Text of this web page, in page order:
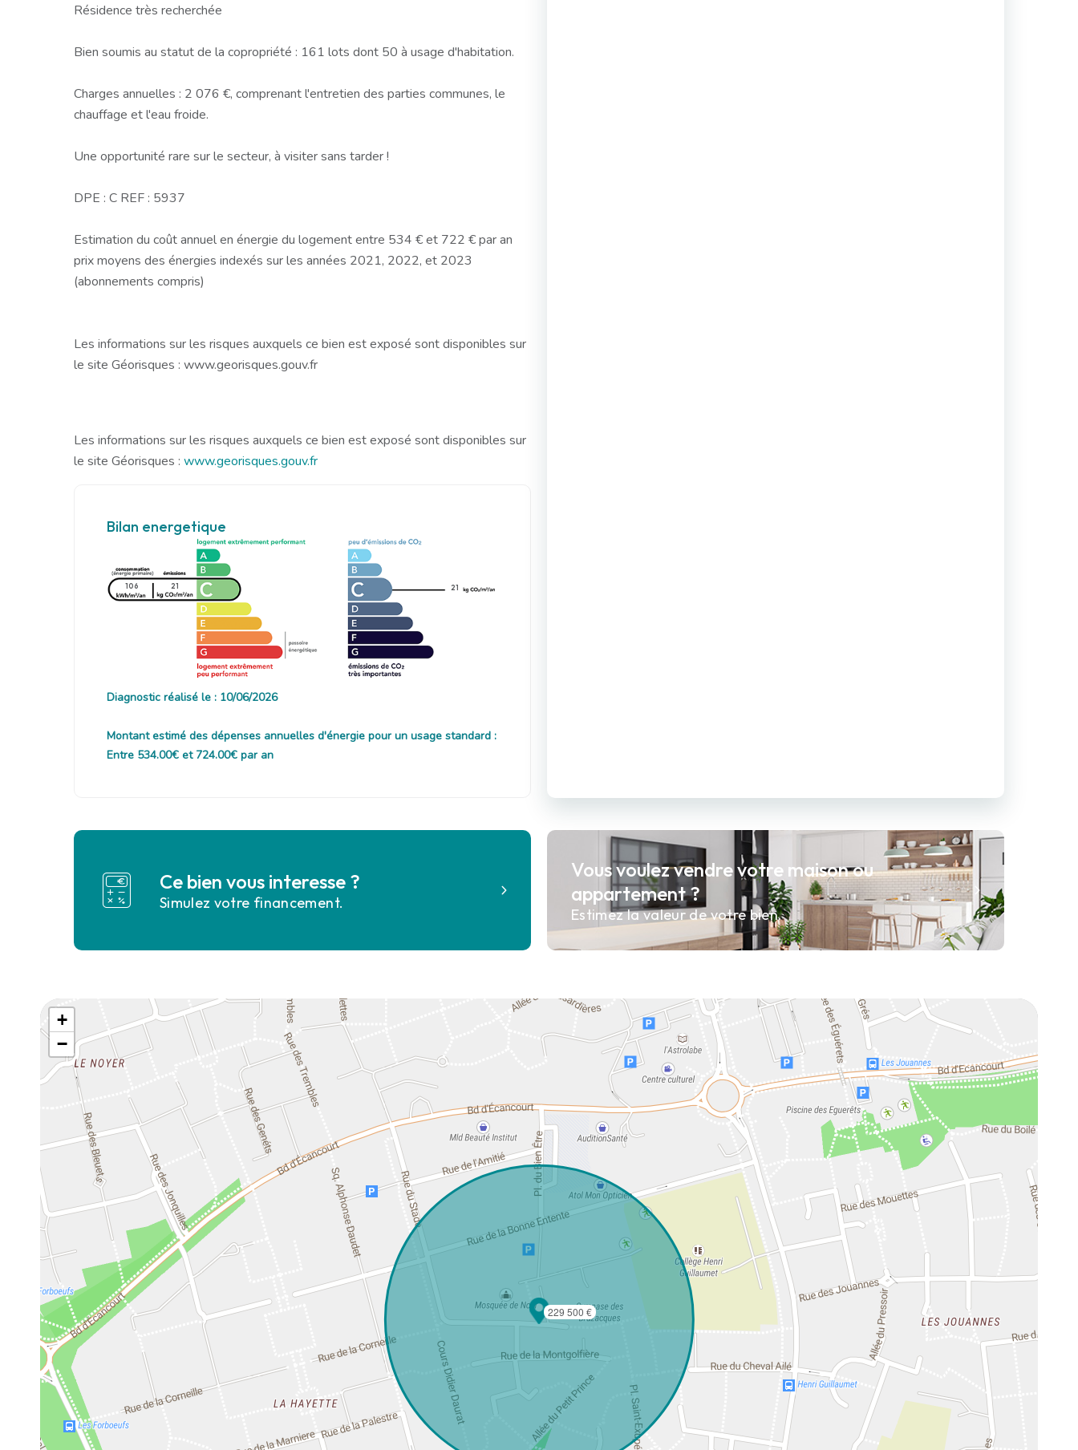
Résidence très recherchée
Bien soumis au statut de la copropriété : 161 lots dont 50 à usage d'habitation.
Charges annuelles : 2 076 €, comprenant l'entretien des parties communes, le
chauffage et l'eau froide.
Une opportunité rare sur le secteur, à visiter sans tarder !
DPE : C REF : 5937
Estimation du coût annuel en énergie du logement entre 534 € et 722 € par an
prix moyens des énergies indexés sur les années 2021, 2022, et 2023
(abonnements compris)
Les informations sur les risques auxquels ce bien est exposé sont disponibles sur
le site Géorisques : www.georisques.gouv.fr
Les informations sur les risques auxquels ce bien est exposé sont disponibles sur
le site Géorisques : www.georisques.gouv.fr
Bilan energetique
106 21 21
Diagnostic réalisé le : 10/06/2026
Montant estimé des dépenses annuelles d'énergie pour un usage standard :
Entre 534.00€ et 724.00€ par an
Ce bien vous interesse ?
Simulez votre financement.
Vous voulez vendre votre maison ou
appartement ?
Estimez la valeur de votre bien.
229 500 €
+
−